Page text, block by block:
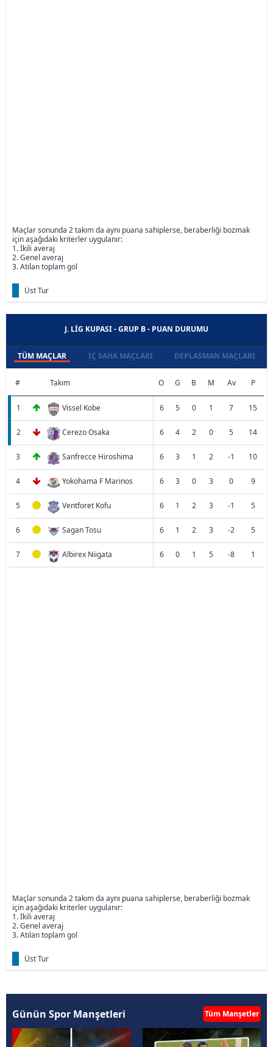
Maçlar sonunda 2 takım da aynı puana sahiplerse, beraberliği bozmak
için aşağıdaki kriterler uygulanır:
1. İkili averaj
2. Genel averaj
3. Atılan toplam gol
Üst Tur
J. LIG KUPASI - GRUP B - PUAN DURUMU
TÜM MAÇLAR İÇ SAHA MAÇLARI DEPLASMAN MAÇLARI
# Takım O G B M Av P
1 Vissel Kobe 6 5 0 1 7 15
2 Cerezo Osaka 6 4 2 0 5 14
3 Sanfrecce Hiroshima 6 3 1 2 -1 10
4 Yokohama F Marinos 6 3 0 3 0 9
5 Ventforet Kofu 6 1 2 3 -1 5
6 Sagan Tosu 6 1 2 3 -2 5
7 Albirex Niigata 6 0 1 5 -8 1
Maçlar sonunda 2 takım da aynı puana sahiplerse, beraberliği bozmak
için aşağıdaki kriterler uygulanır:
1. İkili averaj
2. Genel averaj
3. Atılan toplam gol
Üst Tur
Günün Spor Manşetleri Tüm Manşetler